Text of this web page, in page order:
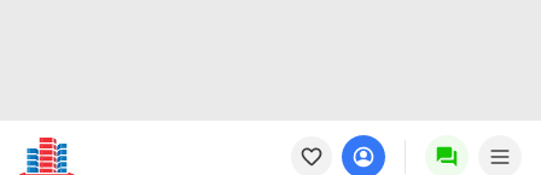
Новостройки
Квартиры